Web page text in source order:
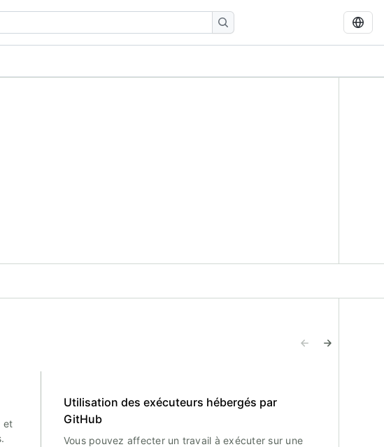
et
Utilisation des exécuteurs hébergés par
GitHub
Vous pouvez affecter un travail à exécuter sur une